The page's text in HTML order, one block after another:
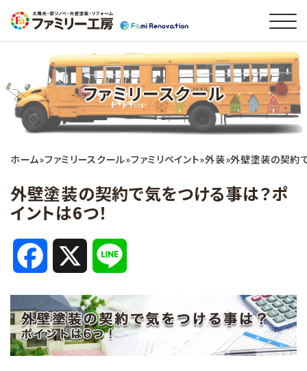
ファミリースクール
ホーム»ファミリースクール»ファミリペイント»外装»外壁塗装の契約
外壁塗装の契約で気をつける事は？ポ
イントは6つ！
c
e
n